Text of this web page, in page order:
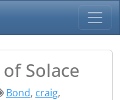
Solace
Bond, craig,